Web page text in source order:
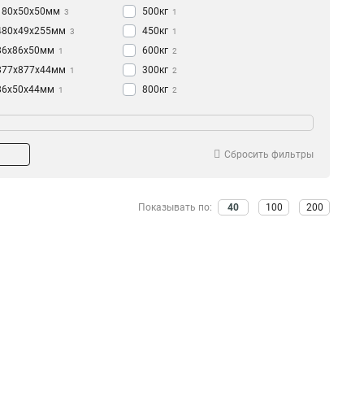
3
3
1
1
1
1
90х35х289мм
500кг 1
450кг 1
600кг 2
300кг 2
800кг 2
Сбросить фильтры
Показывать по: 40 100 200